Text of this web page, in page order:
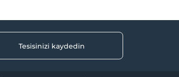
Tesisinizi kaydedin